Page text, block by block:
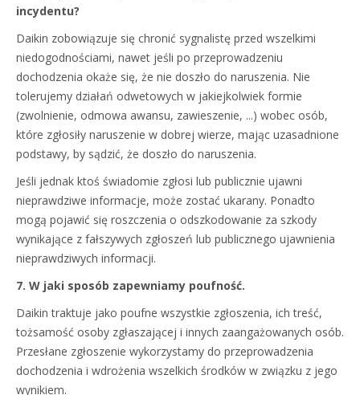
incydentu?
Daikin zobowiązuje się chronić sygnalistę przed wszelkimi
niedogodnościami, nawet jeśli po przeprowadzeniu
dochodzenia okaże się, że nie doszło do naruszenia. Nie
tolerujemy działań odwetowych w jakiejkolwiek formie
(zwolnienie, odmowa awansu, zawieszenie, ...) wobec osób,
które zgłosiły naruszenie w dobrej wierze, mając uzasadnione
podstawy, by sądzić, że doszło do naruszenia.
Jeśli jednak ktoś świadomie zgłosi lub publicznie ujawni
nieprawdziwe informacje, może zostać ukarany. Ponadto
mogą pojawić się roszczenia o odszkodowanie za szkody
wynikające z fałszywych zgłoszeń lub publicznego ujawnienia
nieprawdziwych informacji.
7. W jaki sposób zapewniamy poufność.
Daikin traktuje jako poufne wszystkie zgłoszenia, ich treść,
tożsamość osoby zgłaszającej i innych zaangażowanych osób.
Przesłane zgłoszenie wykorzystamy do przeprowadzenia
dochodzenia i wdrożenia wszelkich środków w związku z jego
wynikiem.